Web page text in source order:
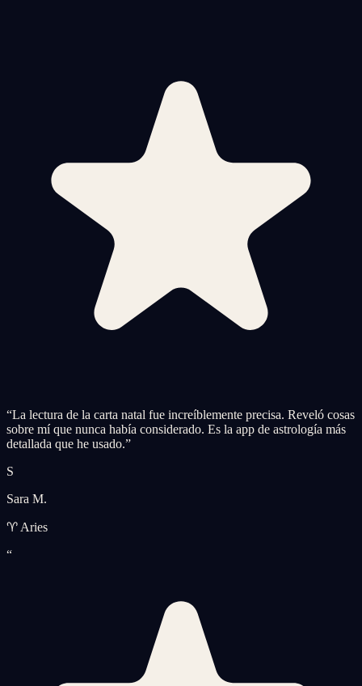
“La lectura de la carta natal fue increíblemente precisa. Reveló cosas
sobre mí que nunca había considerado. Es la app de astrología más
detallada que he usado.”
S
Sara M.
♈ Aries
“